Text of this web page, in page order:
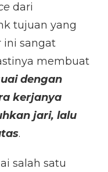
dari
tujuan yang
ini sangat
membuat
dengan
kerjanya
jari, lalu
.
salah satu